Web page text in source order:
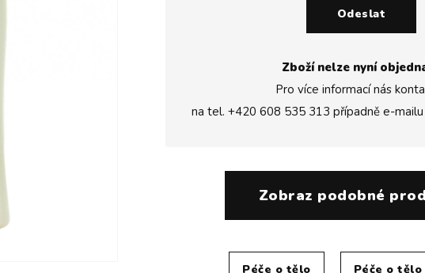
Odeslat
Zboží nelze nyní
Pro více informací nás
na tel. +420 608 535 313 případně e-mailu
Zobraz podobné
Péče o tělo Péče o tělo